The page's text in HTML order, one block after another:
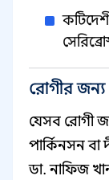
রোগীর
যেসব রোগী
পার্কিনসন বা
ডা. নাফিজ